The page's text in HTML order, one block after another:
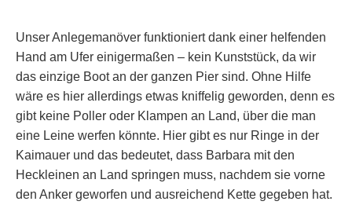
Unser Anlegemanöver funktioniert dank einer helfenden
Hand am Ufer einigermaßen – kein Kunststück, da wir
das einzige Boot an der ganzen Pier sind. Ohne Hilfe
wäre es hier allerdings etwas kniffelig geworden, denn es
gibt keine Poller oder Klampen an Land, über die man
eine Leine werfen könnte. Hier gibt es nur Ringe in der
Kaimauer und das bedeutet, dass Barbara mit den
Heckleinen an Land springen muss, nachdem sie vorne
den Anker geworfen und ausreichend Kette gegeben hat.